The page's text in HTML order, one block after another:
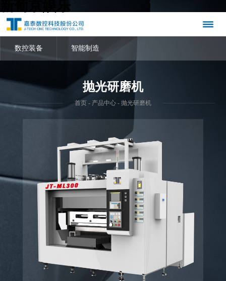
新葡京娱乐
数控装备 智能制造
抛光研磨机
首页 - 产品中心 - 抛光研磨机